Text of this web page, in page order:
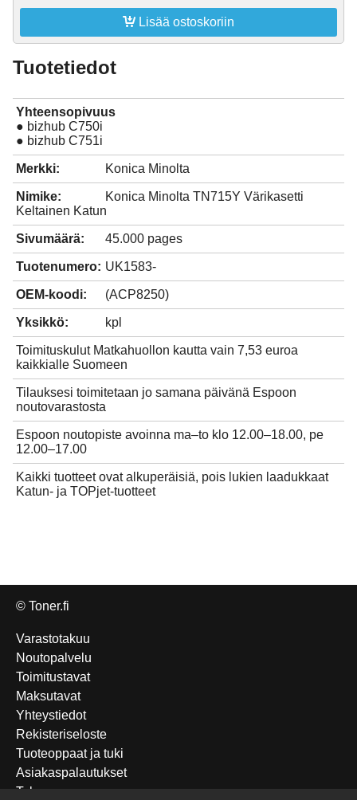
 Lisää ostoskoriin
Tuotetiedot
Yhteensopivuus
● bizhub C750i
● bizhub C751i
Merkki: Konica Minolta
Nimike:
Konica Minolta TN715Y Värikasetti
Keltainen Katun
Sivumäärä: 45.000 pages
Tuotenumero: UK1583-
OEM-koodi: (ACP8250)
Yksikkö: kpl
Toimituskulut Matkahuollon kautta vain 7,53 euroa
kaikkialle Suomeen
Tilauksesi toimitetaan jo samana päivänä Espoon
noutovarastosta
Espoon noutopiste avoinna ma–to klo 12.00–18.00, pe
12.00–17.00
Kaikki tuotteet ovat alkuperäisiä, pois lukien laadukkaat
Katun- ja TOPjet-tuotteet
© Toner.fi
Varastotakuu
Noutopalvelu
Toimitustavat
Maksutavat
Yhteystiedot
Rekisteriseloste
Tuoteoppaat ja tuki
Asiakaspalautukset
Takuu